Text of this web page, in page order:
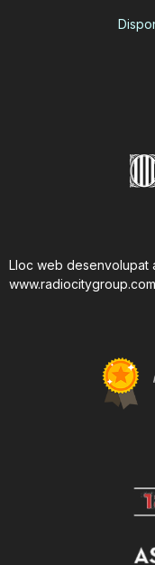
Lloc web desenvolupat
www.radiocitygroup.com